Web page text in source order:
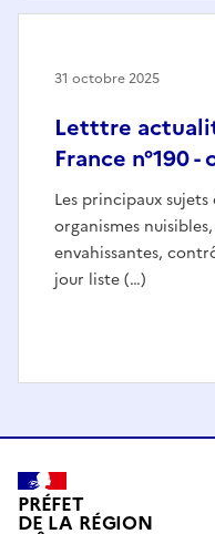
Letttre
France n°190
Les principaux
organismes
envahissantes,
jour liste (…)
31 octobre 2025
PRÉFET
DE LA RÉGION